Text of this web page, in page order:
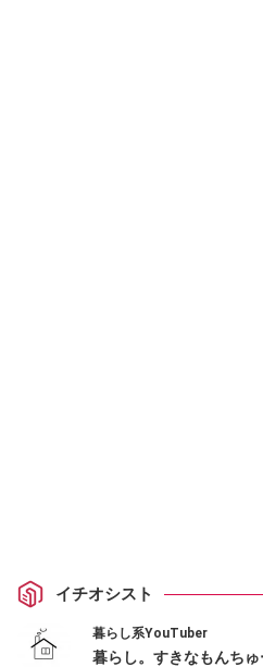
イチオシスト
暮らし系YouTuber
暮らし。すきなもんちゅ